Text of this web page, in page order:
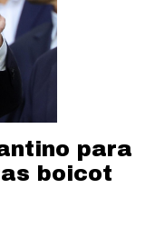
para
boicot